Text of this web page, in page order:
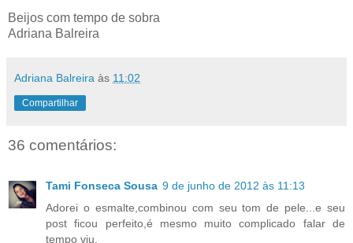
Beijos com tempo de sobra
Adriana Balreira
Adriana Balreira às 11:02
Compartilhar
36 comentários:
Tami Fonseca Sousa 9 de junho de 2012 às 11:13
Adorei o esmalte,combinou com seu tom de pele...e seu
post ficou perfeito,é mesmo muito complicado falar de
tempo viu.